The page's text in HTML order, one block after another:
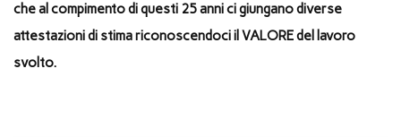
che al compimento di questi 25 anni ci giungano diverse
attestazioni di stima riconoscendoci il VALORE del lavoro
svolto.